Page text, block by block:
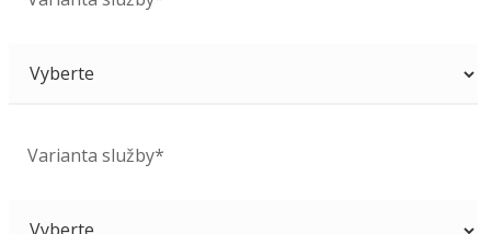
Varianta služby*